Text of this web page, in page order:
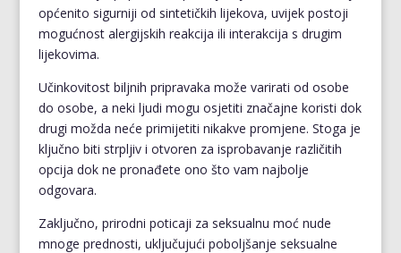
općenito sigurniji od sintetičkih lijekova, uvijek postoji
mogućnost alergijskih reakcija ili interakcija s drugim
lijekovima.
Učinkovitost biljnih pripravaka može varirati od osobe
do osobe, a neki ljudi mogu osjetiti značajne koristi dok
drugi možda neće primijetiti nikakve promjene. Stoga je
ključno biti strpljiv i otvoren za isprobavanje različitih
opcija dok ne pronađete ono što vam najbolje
odgovara.
Zaključno, prirodni poticaji za seksualnu moć nude
mnoge prednosti, uključujući poboljšanje seksualne